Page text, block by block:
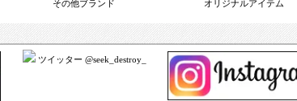
その他ブランド
オリジナルアイテム
ツイッター @seek_destroy_